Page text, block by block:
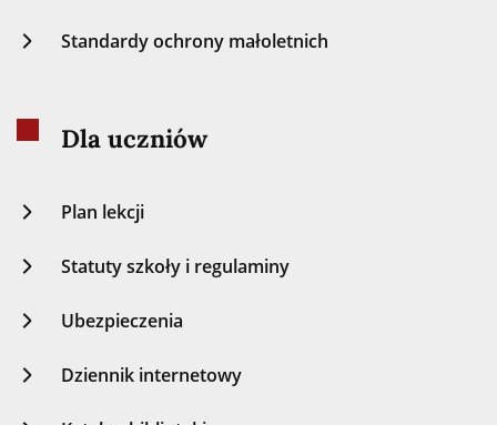
Standardy ochrony małoletnich
Dla uczniów
Plan lekcji
Statuty szkoły i regulaminy
Ubezpieczenia
Dziennik internetowy